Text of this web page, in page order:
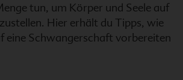
tun, um Körper und Seele auf
Hier erhält du Tipps, wie
eine Schwangerschaft vorbereiten